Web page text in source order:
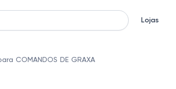
Lojas
COMANDOS DE GRAXA